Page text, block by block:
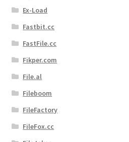
VipFile.cc
File.al
FAQ – Häufige Fragen
Impressum
Ex-Load
Fastbit.cc
FastFile.cc
Fikper.com
File.al
Fileboom
FileFactory
FileFox.cc